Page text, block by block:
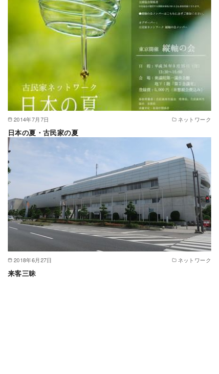
2014年7月7日 ネットワーク
日本の夏・古民家の夏
2018年6月27日 ネットワーク
来客三昧